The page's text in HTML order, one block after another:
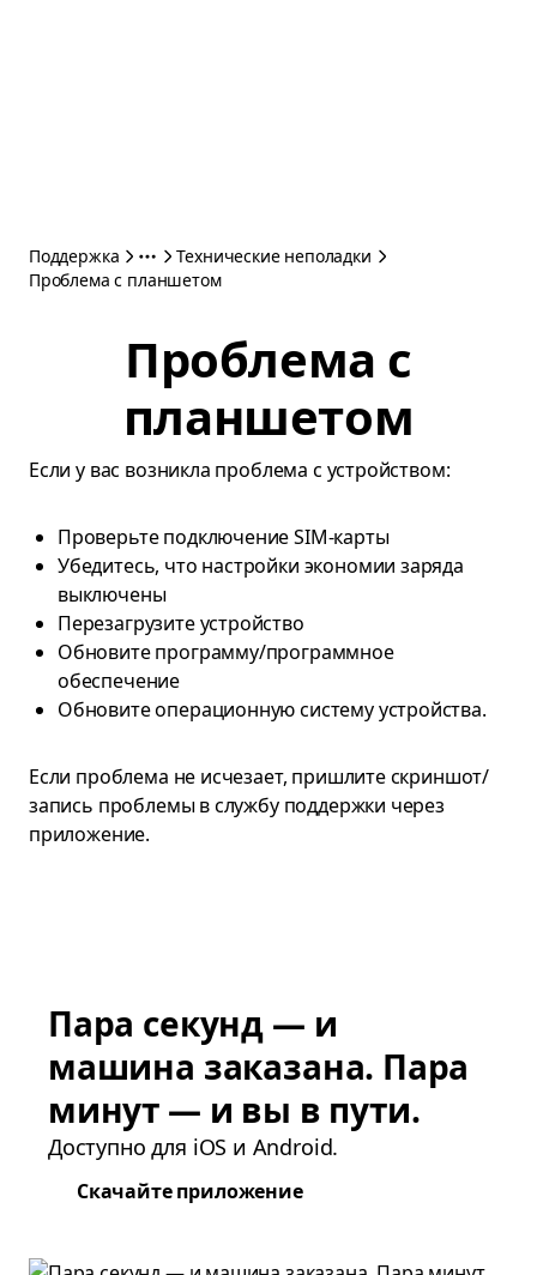
Поддержка
Технические неполадки
Проблема с планшетом
Проблема с
планшетом
Если у вас возникла проблема с устройством:
Проверьте подключение SIM-карты
Убедитесь, что настройки экономии заряда
выключены
Перезагрузите устройство
Обновите программу/программное
обеспечение
Обновите операционную систему устройства.
Если проблема не исчезает, пришлите скриншот/
запись проблемы в службу поддержки через
приложение.
Пара секунд — и
машина заказана. Пара
минут — и вы в пути.
Доступно для iOS и Android.
Скачайте приложение